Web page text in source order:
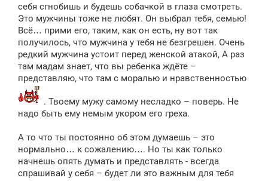
себя сгнобишь и будешь собачкой в глаза смотреть.
Это мужчины тоже не любят. Он выбрал тебя, семью!
Всё… прими его, таким, как он есть, ну вот так
получилось, что мужчина у тебя не безгрешен. Очень
редкий мужчина устоит перед женской атакой, А раз
там мадам знает, что вы ребенка ждёте –
представляю, что там с моралью и нравственностью
. Твоему мужу самому несладко – поверь. Не
надо быть ему немым укором его греха.
А то что ты постоянно об этом думаешь – это
нормально… к сожалению…. Но ты как только
начнешь опять думать и представлять - всегда
спрашивай у себя – будет ли это важным для тебя